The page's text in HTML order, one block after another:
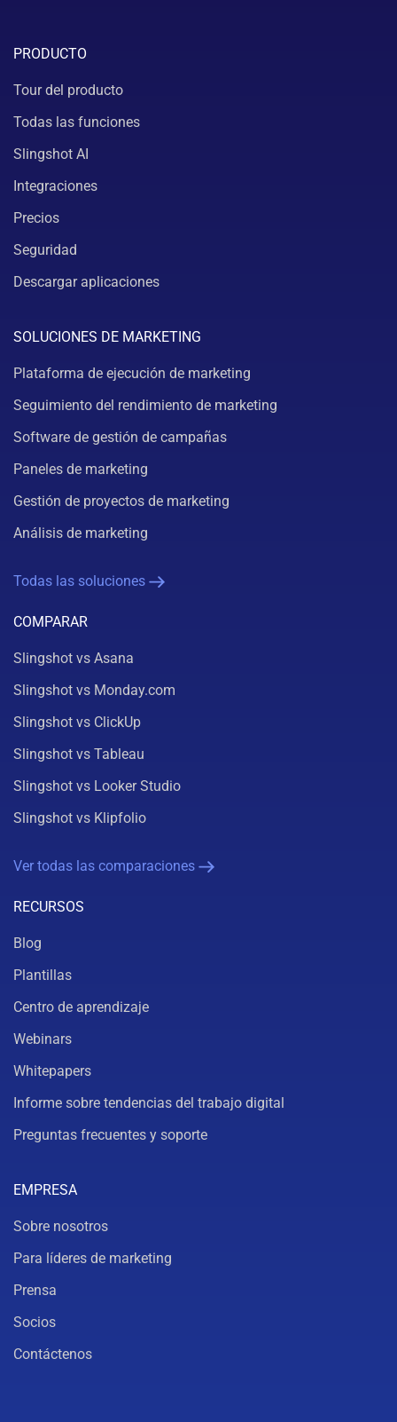
PRODUCTO
Tour del producto
Todas las funciones
Slingshot AI
Integraciones
Precios
Seguridad
Descargar aplicaciones
SOLUCIONES DE MARKETING
Plataforma de ejecución de marketing
Seguimiento del rendimiento de marketing
Software de gestión de campañas
Paneles de marketing
Gestión de proyectos de marketing
Análisis de marketing
Todas las soluciones
COMPARAR
Slingshot vs Asana
Slingshot vs Monday.com
Slingshot vs ClickUp
Slingshot vs Tableau
Slingshot vs Looker Studio
Slingshot vs Klipfolio
Ver todas las comparaciones
RECURSOS
Blog
Plantillas
Centro de aprendizaje
Webinars
Whitepapers
Informe sobre tendencias del trabajo digital
Preguntas frecuentes y soporte
EMPRESA
Sobre nosotros
Para líderes de marketing
Prensa
Socios
Contáctenos